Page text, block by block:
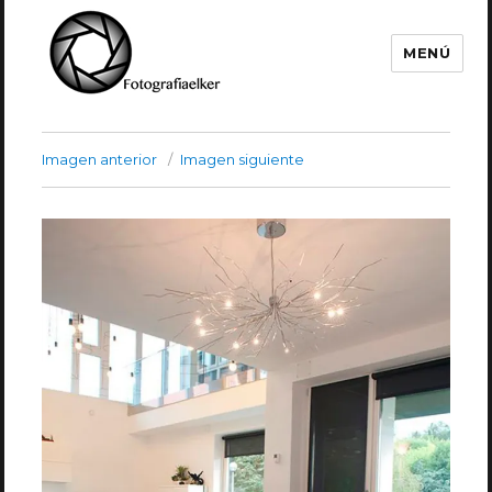
Fotografía Elker
MENÚ
Imagen anterior Imagen siguiente